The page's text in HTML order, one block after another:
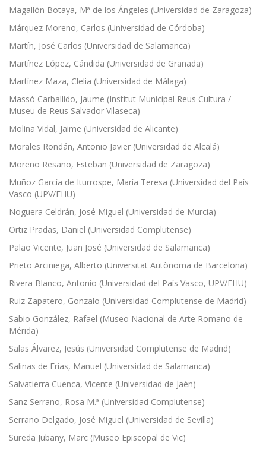
Magallón Botaya, Mª de los Ángeles (Universidad de Zaragoza)
Márquez Moreno, Carlos (Universidad de Córdoba)
Martín, José Carlos (Universidad de Salamanca)
Martínez López, Cándida (Universidad de Granada)
Martínez Maza, Clelia (Universidad de Málaga)
Massó Carballido, Jaume (Institut Municipal Reus Cultura /
Museu de Reus Salvador Vilaseca)
Molina Vidal, Jaime (Universidad de Alicante)
Morales Rondán, Antonio Javier (Universidad de Alcalá)
Moreno Resano, Esteban (Universidad de Zaragoza)
Muñoz García de Iturrospe, María Teresa (Universidad del País
Vasco (UPV/EHU)
Noguera Celdrán, José Miguel (Universidad de Murcia)
Ortiz Pradas, Daniel (Universidad Complutense)
Palao Vicente, Juan José (Universidad de Salamanca)
Prieto Arciniega, Alberto (Universitat Autònoma de Barcelona)
Rivera Blanco, Antonio (Universidad del País Vasco, UPV/EHU)
Ruiz Zapatero, Gonzalo (Universidad Complutense de Madrid)
Sabio González, Rafael (Museo Nacional de Arte Romano de
Mérida)
Salas Álvarez, Jesús (Universidad Complutense de Madrid)
Salinas de Frías, Manuel (Universidad de Salamanca)
Salvatierra Cuenca, Vicente (Universidad de Jaén)
Sanz Serrano, Rosa M.ª (Universidad Complutense)
Serrano Delgado, José Miguel (Universidad de Sevilla)
Sureda Jubany, Marc (Museo Episcopal de Vic)